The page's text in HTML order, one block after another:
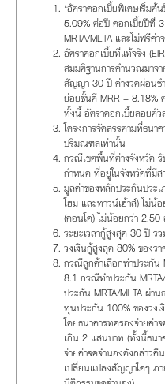
*อัตราดอกเบี้ยพิเศษเริ่ม
5.09% ต่อปี ดอกเบี้ยปีที่
MRTA/MLTA และไม่ฟรีค่า
อัตราดอกเบี้ยที่แท้จริง
สมมติฐานการคำนวณมาจ
สัญญา 30 ปี ค่างวดผ่อนชำ
ย่อยชั้นดี MRR =
ทั้งนี้ อัตราดอกเบี้ยลอยตัว
โครงการจัดสรรตามที่ธนา
ปริมณฑลเท่านั้น
กรณีเขตพื้นที่ต่างจังหวัด รั
กำหนด ที่อยู่ในจังหวัดที่มีส
มูลค่าของหลักประกันประ
โฮม และทาวน์เฮ้าส์) ไม่น้
(คอนโด) ไม่น้อยกว่า 2.50
ระยะเวลากู้สูงสุด 30 ปี ร
วงเงินกู้สูงสุด 80% ของร
กรณีลูกค้าเลือกทำประกัน
8.1 กรณีทำประกัน
ประกัน MRTA/MLTA ผ่า
ทุนประกัน 100% ของวง
โดยธนาคารทดรองจ่ายค่า
เกิน 2 แสนบาท (ทั้งนี้ธนา
จ่ายค่าจดจำนองดังกล่าว
เปลี่ยนแปลงสัญญาใดๆ ภ